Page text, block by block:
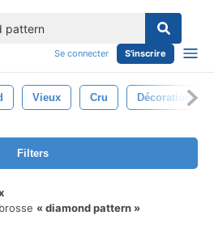
Se connecter S'inscrire
Vieux Cru Décoration
Filters
diamond pattern